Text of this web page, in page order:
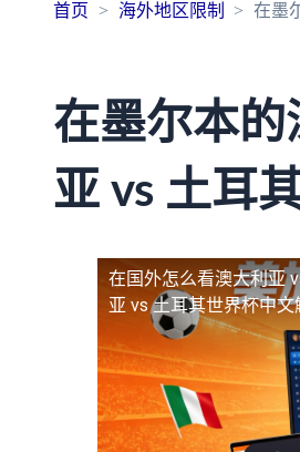
首页 海外地区限制 在墨
在墨尔本的
亚 vs 土耳
在国外怎么看澳大利亚
亚 vs 土耳其世界杯中